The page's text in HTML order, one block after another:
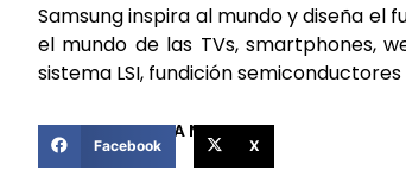
Samsung inspira al mundo y diseña el
el mundo de las TVs, smartphones,
sistema LSI, fundición semiconductores
COMPARTIR ESTA NOTICIA
Facebook X